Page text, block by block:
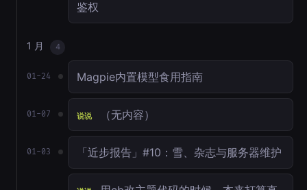
鉴权
1 月 4
01-24 Magpie内置模型食用指南
01-07 说说 （无内容）
01-03 「近步报告」#10：雪、杂志与服务器维护